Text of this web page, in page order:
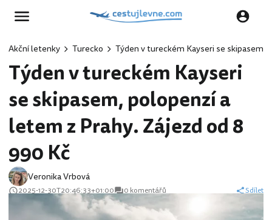
Akční letenky Turecko Týden v tureckém Kayseri se skipasem,
Týden v tureckém Kayseri
se skipasem, polopenzí a
letem z Prahy. Zájezd od 8
990 Kč
Veronika Vrbová
2025-12-30T20:46:33+01:00 0 komentářů Sdílet